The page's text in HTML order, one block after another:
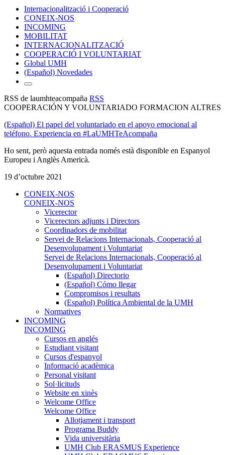
Internacionalització i Cooperació
CONEIX-NOS
INCOMING
MOBILITAT
INTERNACIONALITZACIÓ
COOPERACIÓ I VOLUNTARIAT
Global UMH
(Español) Novedades
RSS de laumhteacompaña RSS
COOPERACIÓN Y VOLUNTARIADO FORMACION ALTRES
(Español) El papel del voluntariado en el apoyo emocional al
teléfono. Experiencia en #LaUMHTeAcompaña
Ho sent, però aquesta entrada només està disponible en Espanyol
Europeu i Anglès Americà.
19 d’octubre 2021
CONEIX-NOS
CONEIX-NOS
Vicerector
Vicerectors adjunts i Directors
Coordinadors de mobilitat
Servei de Relacions Internacionals, Cooperació al
Desenvolupament i Voluntariat
Servei de Relacions Internacionals, Cooperació al
Desenvolupament i Voluntariat
(Español) Directorio
(Español) Cómo llegar
Compromisos i resultats
(Español) Política Ambiental de la UMH
Normatives
INCOMING
INCOMING
Cursos en anglés
Estudiant visitant
Cursos d'espanyol
Informació acadèmica
Personal visitant
Sol·licituds
Website en xinès
Welcome Office
Welcome Office
Allotjament i transport
Programa Buddy
Vida universitària
UMH Club ERASMUS Experience